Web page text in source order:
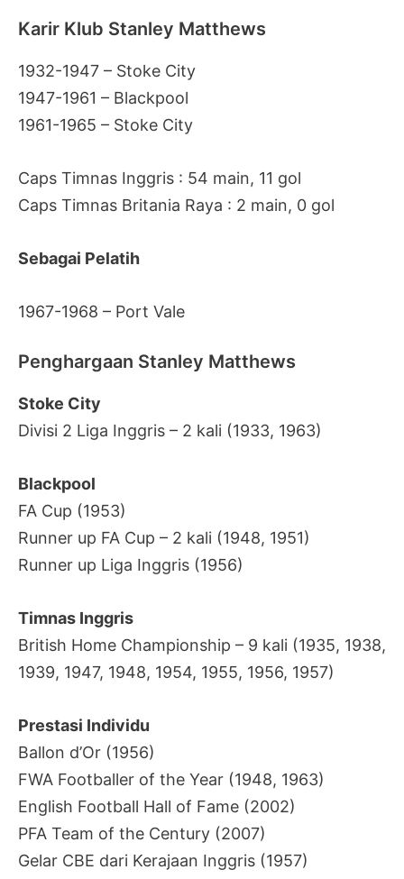
Karir Klub Stanley Matthews
1932-1947 – Stoke City
1947-1961 – Blackpool
1961-1965 – Stoke City
Caps Timnas Inggris : 54 main, 11 gol
Caps Timnas Britania Raya : 2 main, 0 gol
Sebagai Pelatih
1967-1968 – Port Vale
Penghargaan Stanley Matthews
Stoke City
Divisi 2 Liga Inggris – 2 kali (1933, 1963)
Blackpool
FA Cup (1953)
Runner up FA Cup – 2 kali (1948, 1951)
Runner up Liga Inggris (1956)
Timnas Inggris
British Home Championship – 9 kali (1935, 1938,
1939, 1947, 1948, 1954, 1955, 1956, 1957)
Prestasi Individu
Ballon d’Or (1956)
FWA Footballer of the Year (1948, 1963)
English Football Hall of Fame (2002)
PFA Team of the Century (2007)
Gelar CBE dari Kerajaan Inggris (1957)